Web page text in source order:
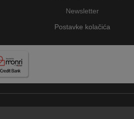
Newsletter
Postavke kolačića